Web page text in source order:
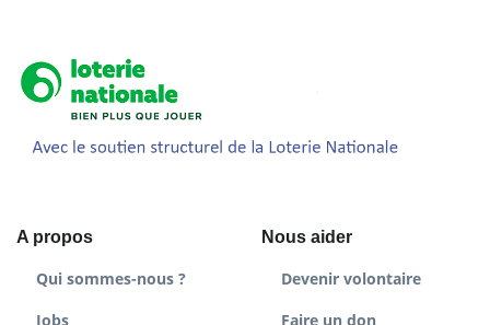
A propos
Qui sommes-nous ?
Jobs
Nous aider
Devenir volontaire
Faire un don